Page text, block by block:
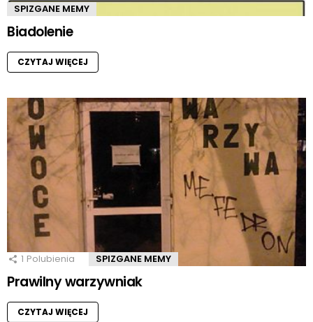
SPIZGANE MEMY
Biadolenie
CZYTAJ WIĘCEJ
1 Polubienia SPIZGANE MEMY
Prawilny warzywniak
CZYTAJ WIĘCEJ